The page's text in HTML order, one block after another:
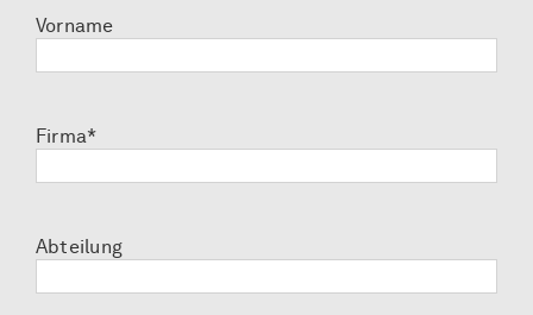
Vorname
Firma*
Abteilung